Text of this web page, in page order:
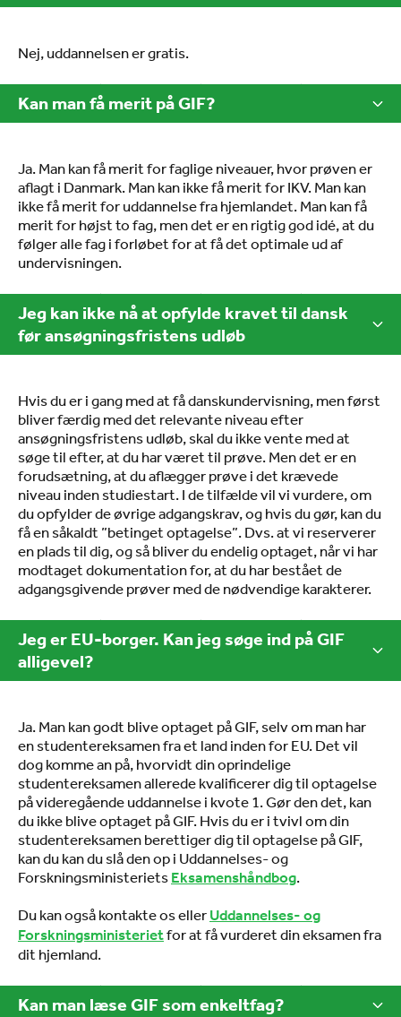
Nej, uddannelsen er gratis.
Kan man få merit på GIF?
Ja. Man kan få merit for faglige niveauer, hvor prøven er
aflagt i Danmark. Man kan ikke få merit for IKV. Man kan
ikke få merit for uddannelse fra hjemlandet. Man kan få
merit for højst to fag, men det er en rigtig god idé, at du
følger alle fag i forløbet for at få det optimale ud af
undervisningen.
Jeg kan ikke nå at opfylde kravet til dansk
før ansøgningsfristens udløb
Hvis du er i gang med at få danskundervisning, men først
bliver færdig med det relevante niveau efter
ansøgningsfristens udløb, skal du ikke vente med at
søge til efter, at du har været til prøve. Men det er en
forudsætning, at du aflægger prøve i det krævede
niveau inden studiestart. I de tilfælde vil vi vurdere, om
du opfylder de øvrige adgangskrav, og hvis du gør, kan du
få en såkaldt ”betinget optagelse”. Dvs. at vi reserverer
en plads til dig, og så bliver du endelig optaget, når vi har
modtaget dokumentation for, at du har bestået de
adgangsgivende prøver med de nødvendige karakterer.
Jeg er EU-borger. Kan jeg søge ind på GIF
alligevel?
Ja. Man kan godt blive optaget på GIF, selv om man har
en studentereksamen fra et land inden for EU. Det vil
dog komme an på, hvorvidt din oprindelige
studentereksamen allerede kvalificerer dig til optagelse
på videregående uddannelse i kvote 1. Gør den det, kan
du ikke blive optaget på GIF. Hvis du er i tvivl om din
studentereksamen berettiger dig til optagelse på GIF,
kan du kan du slå den op i Uddannelses- og
Forskningsministeriets Eksamenshåndbog.
Du kan også kontakte os eller Uddannelses- og
Forskningsministerietfor at få vurderet din eksamen fra
dit hjemland.
Kan man læse GIF som enkeltfag?